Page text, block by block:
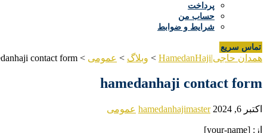
پرداخت
حساب من
شرایط و ضوابط
تماس سریع
همدان حاجی|HamedanHaji > وبلاگ > عمومی >
contact form
hamedanhaji contact form
اکتبر 6, 2024 hamedanhajimaster عمومی
از: [your-name]